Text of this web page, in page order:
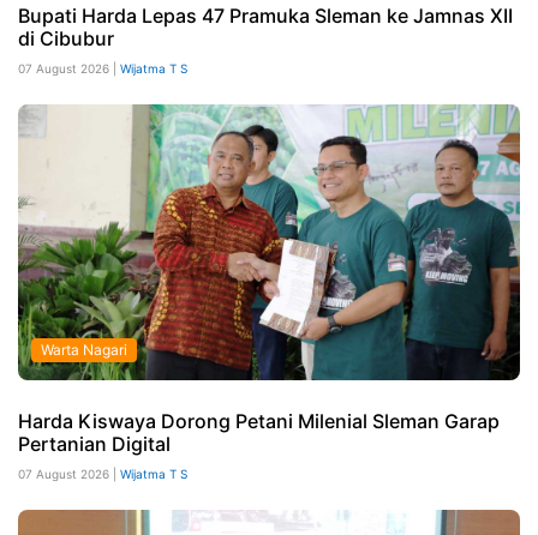
Bupati Harda Lepas 47 Pramuka Sleman ke Jamnas XII
di Cibubur
07 August 2026 | Wijatma T S
Warta Nagari
Harda Kiswaya Dorong Petani Milenial Sleman Garap
Pertanian Digital
07 August 2026 | Wijatma T S